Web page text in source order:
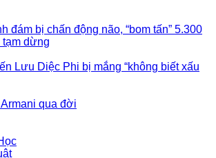
đám bị chấn động não, “bom tấn” 5.300
tạm dừng
Lưu Diệc Phi bị mắng “không biết xấu
qua đời